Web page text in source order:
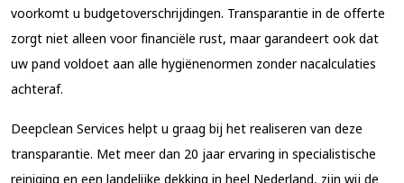
voorkomt u budgetoverschrijdingen. Transparantie in de offerte
zorgt niet alleen voor financiële rust, maar garandeert ook dat
uw pand voldoet aan alle hygiënenormen zonder nacalculaties
achteraf.
Deepclean Services helpt u graag bij het realiseren van deze
transparantie. Met meer dan 20 jaar ervaring in specialistische
reiniging en een landelijke dekking in heel Nederland, zijn wij de